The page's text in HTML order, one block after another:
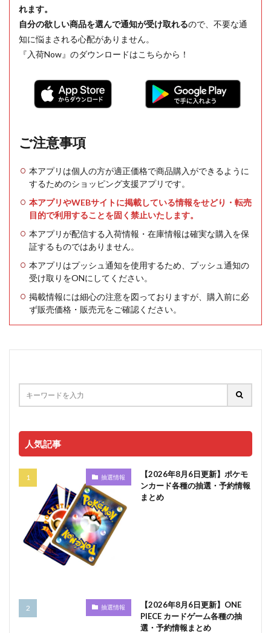
れます。
自分の欲しい商品を選んで通知が受け取れるので、不要な通
知に悩まされる心配がありません。
『入荷Now』のダウンロードはこちらから！
ご注意事項
本アプリは個人の方が適正価格で商品購入ができるように
するためのショッピング支援アプリです。
本アプリやWEBサイトに掲載している情報をせどり・転売
目的で利用することを固く禁止いたします。
本アプリが配信する入荷情報・在庫情報は確実な購入を保
証するものではありません。
本アプリはプッシュ通知を使用するため、プッシュ通知の
受け取りをONにしてください。
掲載情報には細心の注意を図っておりますが、購入前に必
ず販売価格・販売元をご確認ください。
人気記事
抽選情報
【2026年8月6日更新】ポケモ
ンカード各種の抽選・予約情報
まとめ
抽選情報
【2026年8月6日更新】ONE
PIECE カードゲーム各種の抽
選・予約情報まとめ